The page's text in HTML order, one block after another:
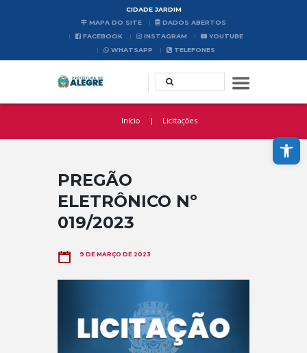
Abrir a barra de ferramentas
CIDADE JARDIM
MAPA DO SITE
DADOS ABERTOS
FACEBOOK
INSTAGRAM
YOUTUBE
WHATSAPP
TELEFONES
Início Licitações
PREGÃO
ELETRÔNICO Nº
019/2023
9 DE MARÇO DE 2023